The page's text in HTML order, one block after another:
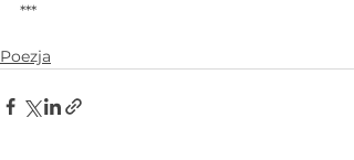
***
Poezja